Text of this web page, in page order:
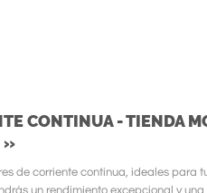
CONTINUA - TIENDA
»
de corriente continua, ideales para
un rendimiento excepcional y